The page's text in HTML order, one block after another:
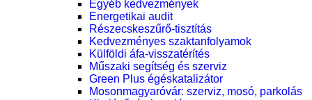
Egyéb kedvezmények
Energetikai audit
Részecskeszűrő-tisztítás
Kedvezményes szaktanfolyamok
Külföldi áfa-visszatérítés
Műszaki segítség és szerviz
Green Plus égéskatalizátor
Mosonmagyaróvár: szerviz, mosó, parkolás